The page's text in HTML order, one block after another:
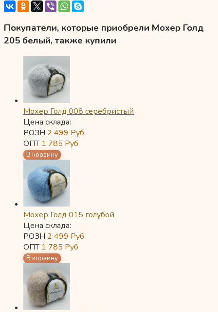
Покупатели, которые приобрели Мохер Голд
205 белый, также купили
Мохер Голд 008 серебристый
Цена склада:
РОЗН 2 499 Руб
ОПТ 1 785 Руб
Мохер Голд 015 голубой
Цена склада:
РОЗН 2 499 Руб
ОПТ 1 785 Руб